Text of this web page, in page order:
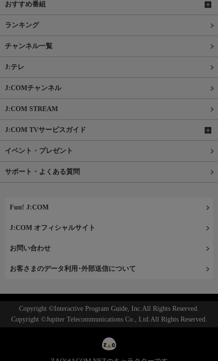
おすすめ番組
ランキング
チャンネル一覧
J:テレ
J:COMチャンネル
J:COM STREAM
J:COM TVサービスガイド
イベント・プレゼント
サポート・よくある質問
Fun! J:COM
J:COM オフィシャルサイト
お問い合わせ
お客さまのデータ利用･外部送信について
Copyright ©Interactive Program Guide, Inc.All Rights Reserved.
Copyright ©Jupiter Telecommunications Co., Ltd.All Rights Reserved.